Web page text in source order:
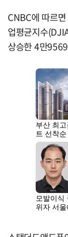
CNBC에 따르
업평균지수
상승한 4만